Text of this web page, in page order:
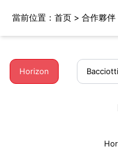
當前位置： 首页 > 合作夥伴
Horizon